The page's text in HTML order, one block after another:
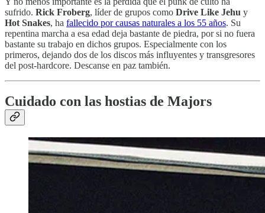
sufrido. Rick Froberg, líder de grupos como Drive Like Jehu y
Hot Snakes, ha fallecido por causas naturales a los 55 años. Su
repentina marcha a esa edad deja bastante de piedra, por si no fuera
bastante su trabajo en dichos grupos. Especialmente con los
primeros, dejando dos de los discos más influyentes y transgresores
del post-hardcore. Descanse en paz también.
Cuidado con las hostias de Majors